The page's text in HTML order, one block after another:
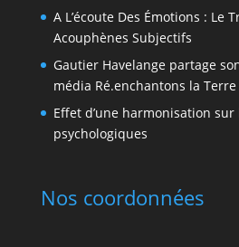
A L’écoute Des Émotions : Le
Acouphènes Subjectifs
Gautier Havelange partage
média Ré.enchantons la Terre
Effet d’une harmonisation
psychologiques
Nos coordonnées